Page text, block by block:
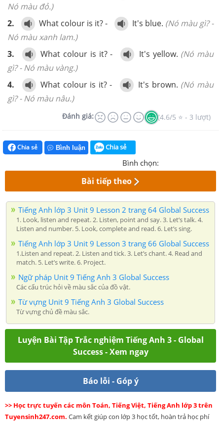
Nó màu đỏ.)
2.
What colour is it? - It's blue. (Nó màu gì? -
Nó màu xanh lam.)
3.
What colour is it? - It's yellow. (Nó màu
gì? - Nó màu vàng.)
4.
What colour is it? - It's brown. (Nó màu
gì? - Nó màu nâu.)
Đánh giá: (4.6/5 ⭐ - 3 lượt)
Chia sẻ Bình luận Chia sẻ
Bình chọn:
Bài tiếp theo
Tiếng Anh lớp 3 Unit 9 Lesson 2 trang 64 Global Success
1. Look, listen and repeat. 2. Listen, point and say. 3. Let’s talk. 4.
Listen and number. 5. Look, complete and read. 6. Let’s sing.
Tiếng Anh lớp 3 Unit 9 Lesson 3 trang 66 Global Success
1.Listen and repeat. 2. Listen and tick. 3. Let’s chant. 4. Read and
match. 5. Let’s write. 6. Project.
Ngữ pháp Unit 9 Tiếng Anh 3 Global Success
Các cấu trúc hỏi về màu sắc của đồ vật.
Từ vựng Unit 9 Tiếng Anh 3 Global Success
Từ vựng chủ đề màu sắc.
Luyện Bài Tập Trắc nghiệm Tiếng Anh 3 - Global
Success - Xem ngay
Báo lỗi - Góp ý
>> Học trực tuyến các môn Toán, Tiếng Việt, Tiếng Anh lớp 3 trên
Tuyensinh247.com. Cam kết giúp con lớp 3 học tốt, hoàn trả học phí